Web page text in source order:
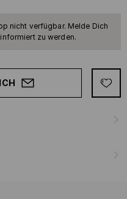
nicht verfügbar. Melde Dich
zu werden.